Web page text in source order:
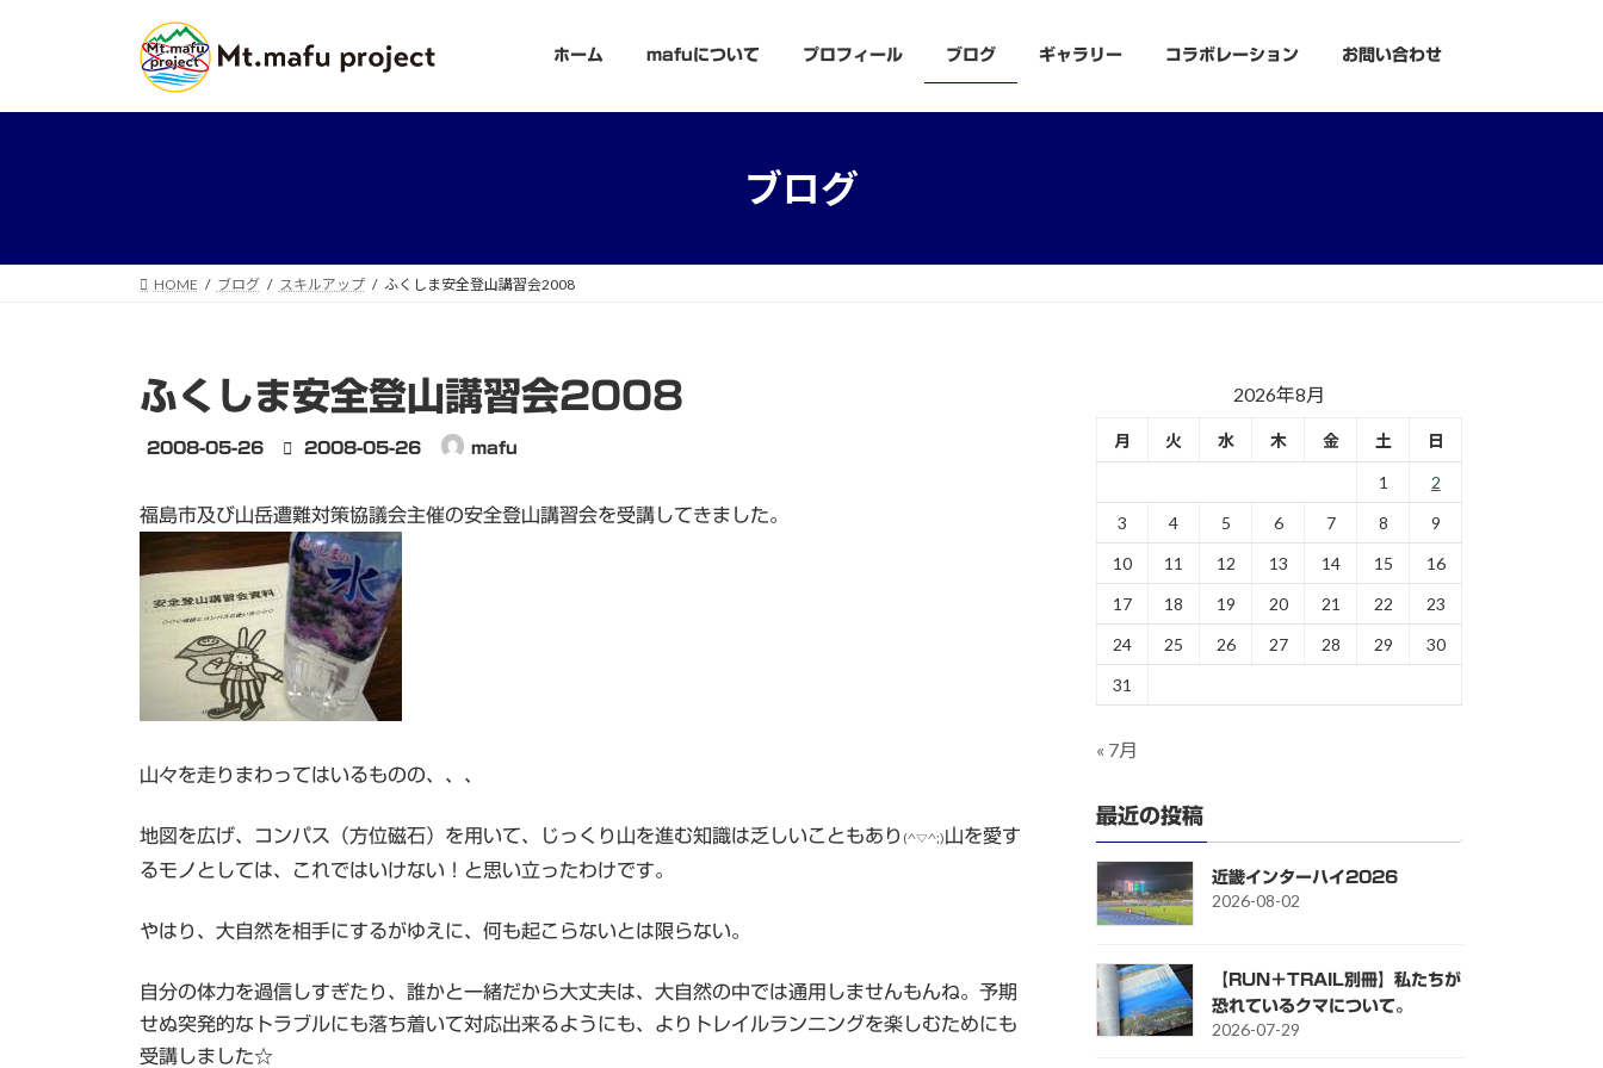
プ
動
ホーム mafuについて プロフィール ブログ ギャラリー コラボレーション お問い合わせ
ブログ
HOME ブログ スキルアップ ふくしま安全登山講習会2008
ふくしま安全登山講習会2008
2008-05-26
最
新
日
時
:
2008-05-26 mafu
福島市及び山岳遭難対策協議会主催の安全登山講習会を受講してきました。
山々を走りまわってはいるものの、、、
地図を広げ、コンパス（方位磁石）を用いて、じっくり山を進む知識は乏しいこともあり (^▽^;) 山を愛す
るモノとしては、これではいけない！と思い立ったわけです。
やはり、大自然を相手にするがゆえに、何も起こらないとは限らない。
自分の体力を過信しすぎたり、誰かと一緒だから大丈夫は、大自然の中では通用しませんもんね。予期
せぬ突発的なトラブルにも落ち着いて対応出来るようにも、よりトレイルランニングを楽しむためにも
受講しました☆
2026年8月
月 火 水 木 金 土 日
1
2
3
4 5 6 7 8
9
10
11 12 13 14 15
16
17
18 19 20 21 22
23
24
25 26 27 28 29
30
31
« 7月
最近の投稿
近畿インターハイ2026
2026-08-02
【RUN＋TRAIL別冊】私たちが
恐れているクマについて。
2026-07-29